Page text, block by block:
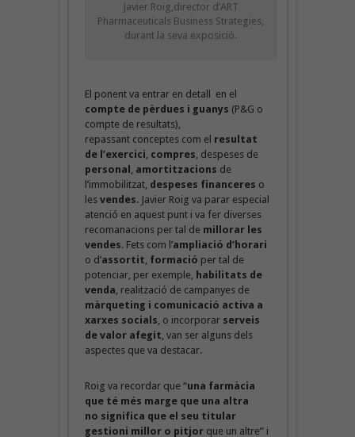
Javier Roig,director d’ART
Pharmaceuticals Business Strategies,
durant la seva exposició.
El ponent va entrar en detall en el
compte de pèrdues i guanys (P&G o
compte de resultats),
repassant conceptes com el resultat
de l’exercici, compres, despeses de
personal , amortitzacions de
l’immobilitzat, despeses financeres o
les vendes. Javier Roig va parar especial
atenció en aquest punt i va fer diverses
recomanacions per tal de millorar les
vendes. Fets com l’ampliació d’horari
o d’assortit, formació per tal de
potenciar, per exemple, habilitats de
venda, realització de campanyes de
màrqueting i comunicació activa a
xarxes socials, o incorporar serveis
de valor afegit, van ser alguns dels
aspectes que va destacar.
Roig va recordar que “una farmàcia
que té més marge que una altra
no significa que el seu titular
gestioni millor o pitjorque un altre” i